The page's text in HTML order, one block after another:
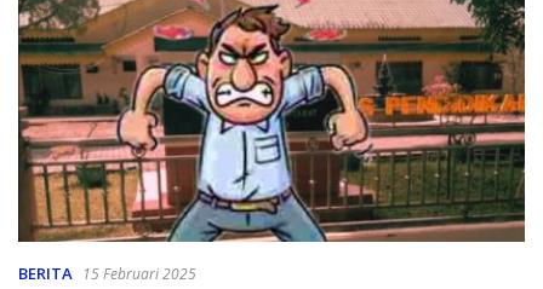
BERITA 15 Februari 2025